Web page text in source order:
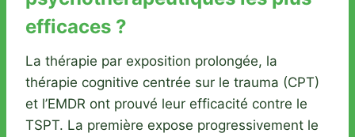
efficaces ?
La thérapie par exposition prolongée, la
thérapie cognitive centrée sur le trauma (CPT)
et l’EMDR ont prouvé leur efficacité contre le
TSPT. La première expose progressivement le